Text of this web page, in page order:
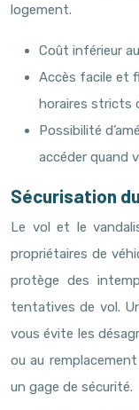
logement.
Coût inférieur
Accès facile et
horaires stricts
Possibilité
accéder quand
Sécurisation
Le vol et le
propriétaires de
protège des
tentatives de vol.
vous évite les
ou au
un gage de sécurité.